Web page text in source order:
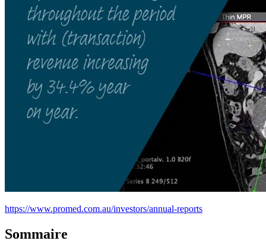
https://www.promed.com.au/investors/annual-reports
Sommaire